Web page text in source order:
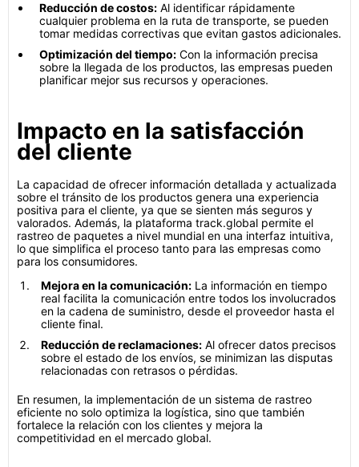
Reducción de costos: Al identificar rápidamente
cualquier problema en la ruta de transporte, se pueden
tomar medidas correctivas que evitan gastos adicionales.
Optimización del tiempo: Con la información precisa
sobre la llegada de los productos, las empresas pueden
planificar mejor sus recursos y operaciones.
Impacto en la satisfacción
del cliente
La capacidad de ofrecer información detallada y actualizada
sobre el tránsito de los productos genera una experiencia
positiva para el cliente, ya que se sienten más seguros y
valorados. Además, la plataforma track.global permite el
rastreo de paquetes a nivel mundial en una interfaz intuitiva,
lo que simplifica el proceso tanto para las empresas como
para los consumidores.
Mejora en la comunicación: La información en tiempo
real facilita la comunicación entre todos los involucrados
en la cadena de suministro, desde el proveedor hasta el
cliente final.
Reducción de reclamaciones: Al ofrecer datos precisos
sobre el estado de los envíos, se minimizan las disputas
relacionadas con retrasos o pérdidas.
En resumen, la implementación de un sistema de rastreo
eficiente no solo optimiza la logística, sino que también
fortalece la relación con los clientes y mejora la
competitividad en el mercado global.